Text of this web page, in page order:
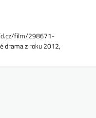
film/298671-
drama z roku 2012,